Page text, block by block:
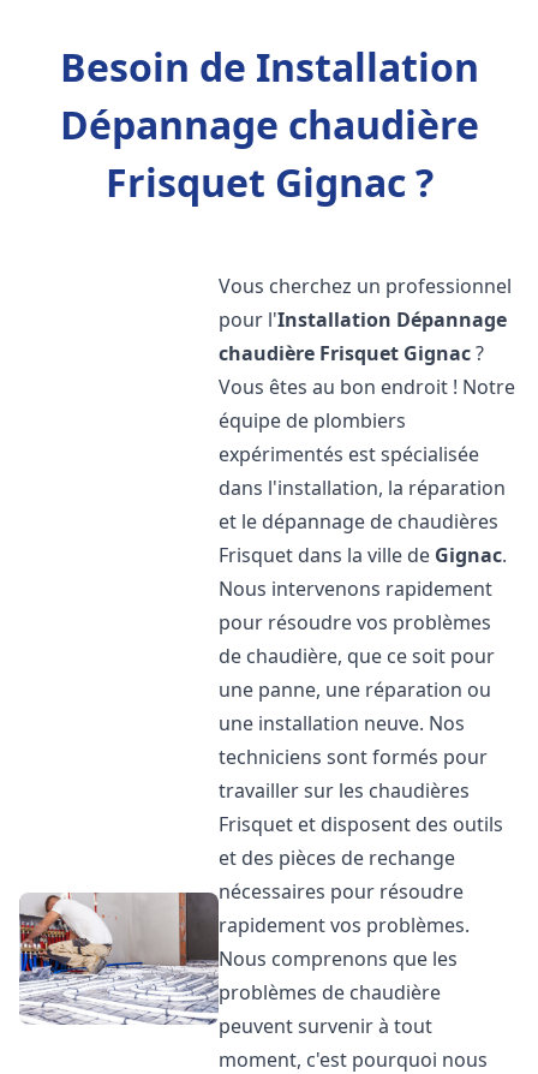
Besoin de Installation
Dépannage chaudière
Frisquet Gignac ?
Vous cherchez un professionnel
pour l'Installation Dépannage
chaudière Frisquet Gignac?
Vous êtes au bon endroit ! Notre
équipe de plombiers
expérimentés est spécialisée
dans l'installation, la réparation
et le dépannage de chaudières
Frisquet dans la ville de Gignac.
Nous intervenons rapidement
pour résoudre vos problèmes
de chaudière, que ce soit pour
une panne, une réparation ou
une installation neuve. Nos
techniciens sont formés pour
travailler sur les chaudières
Frisquet et disposent des outils
et des pièces de rechange
nécessaires pour résoudre
rapidement vos problèmes.
Nous comprenons que les
problèmes de chaudière
peuvent survenir à tout
moment, c'est pourquoi nous